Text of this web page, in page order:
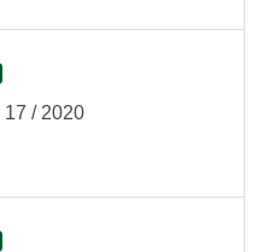
/ 2020